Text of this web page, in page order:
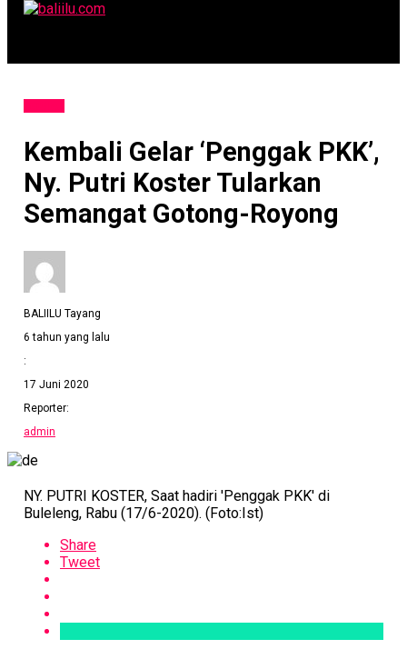
Kembali Gelar ‘Penggak PKK’,
Ny. Putri Koster Tularkan
Semangat Gotong-Royong
BALIILU Tayang
6 tahun yang lalu
:
17 Juni 2020
Reporter:
admin
NY. PUTRI KOSTER, Saat hadiri 'Penggak PKK' di
Buleleng, Rabu (17/6-2020). (Foto:Ist)
Share
Tweet